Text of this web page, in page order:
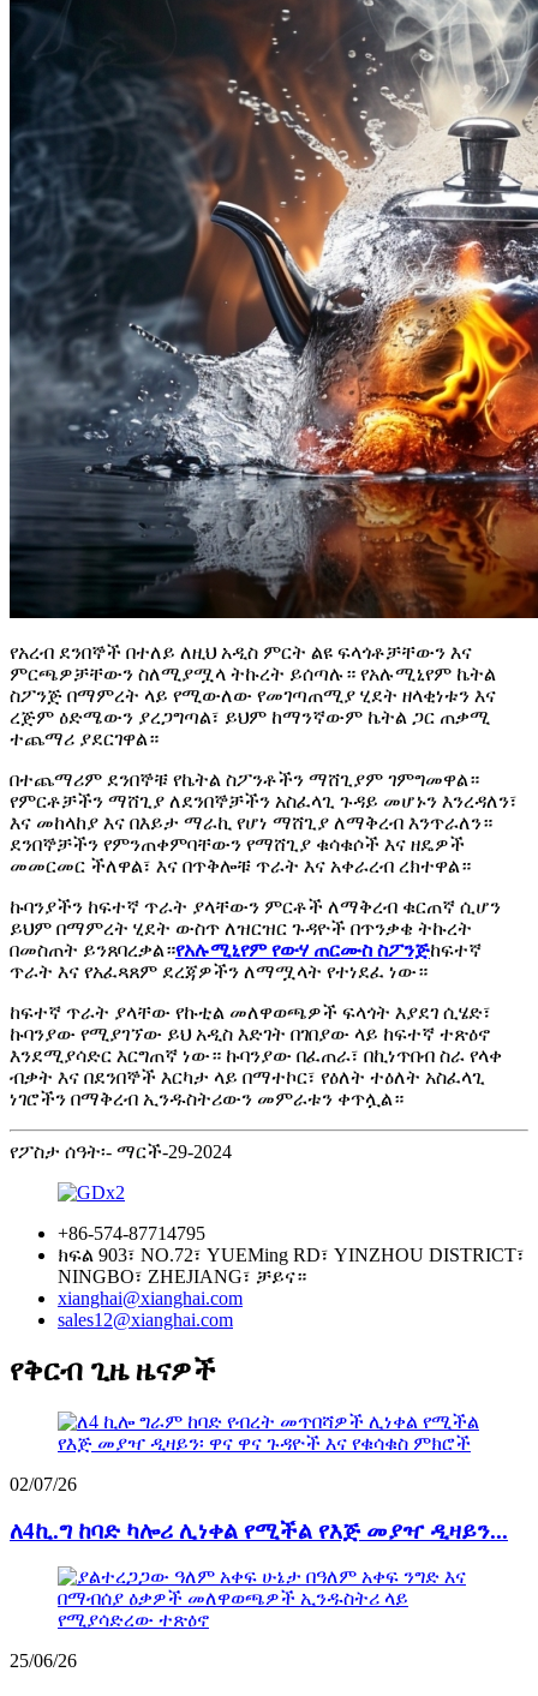
የአረብ ደንበኞች በተለይ ለዚህ አዲስ ምርት ልዩ ፍላጎቶቻቸውን እና
ምርጫዎቻቸውን ስለሚያሟላ ትኩረት ይሰጣሉ። የአሉሚኒየም ኬትል
ስፖንጅ በማምረት ላይ የሚውለው የመገጣጠሚያ ሂደት ዘላቂነቱን እና
ረጅም ዕድሜውን ያረጋግጣል፣ ይህም ከማንኛውም ኬትል ጋር ጠቃሚ
ተጨማሪ ያደርገዋል።
በተጨማሪም ደንበኞቹ የኬትል ስፖንቶችን ማሸጊያም ገምግመዋል።
የምርቶቻችን ማሸጊያ ለደንበኞቻችን አስፈላጊ ጉዳይ መሆኑን እንረዳለን፣
እና መከላከያ እና በእይታ ማራኪ የሆነ ማሸጊያ ለማቅረብ እንጥራለን።
ደንበኞቻችን የምንጠቀምባቸውን የማሸጊያ ቁሳቁሶች እና ዘዴዎች
መመርመር ችለዋል፣ እና በጥቅሎቹ ጥራት እና አቀራረብ ረክተዋል።
ኩባንያችን ከፍተኛ ጥራት ያላቸውን ምርቶች ለማቅረብ ቁርጠኛ ሲሆን
ይህም በማምረት ሂደት ውስጥ ለዝርዝር ጉዳዮች በጥንቃቄ ትኩረት
በመስጠት ይንጸባረቃል።የአሉሚኒየም የውሃ ጠርሙስ ስፖንጅከፍተኛ
ጥራት እና የአፈጻጸም ደረጃዎችን ለማሟላት የተነደፈ ነው።
ከፍተኛ ጥራት ያላቸው የኩቲል መለዋወጫዎች ፍላጎት እያደገ ሲሄድ፣
ኩባንያው የሚያገኘው ይህ አዲስ እድገት በገበያው ላይ ከፍተኛ ተጽዕኖ
እንደሚያሳድር እርግጠኛ ነው። ኩባንያው በፈጠራ፣ በኪነጥበብ ስራ የላቀ
ብቃት እና በደንበኞች እርካታ ላይ በማተኮር፣ የዕለት ተዕለት አስፈላጊ
ነገሮችን በማቅረብ ኢንዱስትሪውን መምራቱን ቀጥሏል።
የፖስታ ሰዓት፡- ማርች-29-2024
+86-574-87714795
ክፍል 903፣ NO.72፣ YUEMing RD፣ YINZHOU DISTRICT፣
NINGBO፣ ZHEJIANG፣ ቻይና።
xianghai@xianghai.com
sales12@xianghai.com
የቅርብ ጊዜ ዜናዎች
02/07/26
ለ4ኪ.ግ ከባድ ካሎሪ ሊነቀል የሚችል የእጅ መያዣ ዲዛይን...
25/06/26